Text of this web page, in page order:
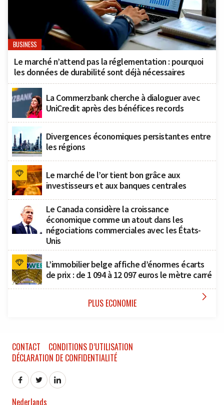
BUSINESS
Le marché n’attend pas la réglementation : pourquoi
les données de durabilité sont déjà nécessaires
La Commerzbank cherche à dialoguer avec
UniCredit après des bénéfices records
Divergences économiques persistantes entre
les régions
Le marché de l’or tient bon grâce aux
investisseurs et aux banques centrales
Le Canada considère la croissance
économique comme un atout dans les
négociations commerciales avec les États-
Unis
L’immobilier belge affiche d’énormes écarts
de prix : de 1 094 à 12 097 euros le mètre carré
PLUS ECONOMIE 
CONTACT
CONDITIONS D’UTILISATION
DÉCLARATION DE CONFIDENTIALITÉ
Nederlands